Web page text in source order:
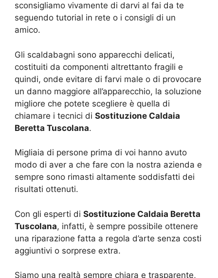
sconsigliamo vivamente di darvi al fai da te
seguendo tutorial in rete o i consigli di un
amico.
Gli scaldabagni sono apparecchi delicati,
costituiti da componenti altrettanto fragili e
quindi, onde evitare di farvi male o di provocare
un danno maggiore all’apparecchio, la soluzione
migliore che potete scegliere è quella di
chiamare i tecnici di Sostituzione Caldaia
Beretta Tuscolana.
Migliaia di persone prima di voi hanno avuto
modo di aver a che fare con la nostra azienda e
sempre sono rimasti altamente soddisfatti dei
risultati ottenuti.
Con gli esperti di Sostituzione Caldaia Beretta
Tuscolana, infatti, è sempre possibile ottenere
una riparazione fatta a regola d’arte senza costi
aggiuntivi o sorprese extra.
Siamo una realtà sempre chiara e trasparente,